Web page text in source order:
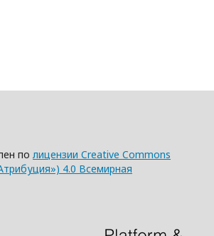
по лицензии Creative Commons
4.0 Всемирная